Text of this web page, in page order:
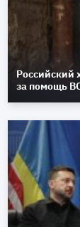
Российский
за помощь